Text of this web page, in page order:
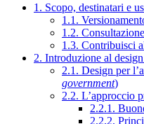
1. Scopo, destinatari e
1.1.
1.2.
1.3. Contribuisci
2. Introduzione al
2.1. Design per
government)
2.2. L’approccio
2.2.1.
2.2.2.